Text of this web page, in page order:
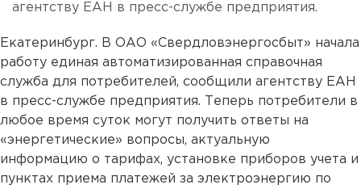
агентству ЕАН в пресс-службе предприятия.
Екатеринбург. В ОАО «Свердловэнергосбыт» начала
работу единая автоматизированная справочная
служба для потребителей, сообщили агентству ЕАН
в пресс-службе предприятия. Теперь потребители в
любое время суток могут получить ответы на
«энергетические» вопросы, актуальную
информацию о тарифах, установке приборов учета и
пунктах приема платежей за электроэнергию по